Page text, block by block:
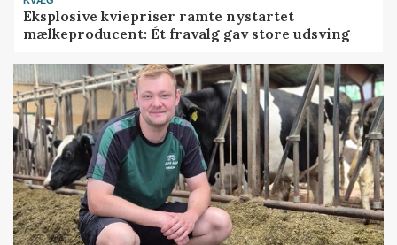
Eksplosive kviepriser ramte nystartet
mælkeproducent: Ét fravalg gav store udsving